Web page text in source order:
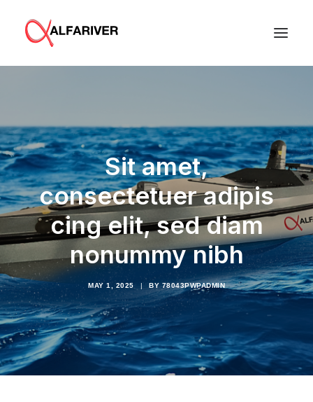
What we do
Innovation
Contact
English
Search
Sit amet,
consectetuer adipis
cing elit, sed diam
nonummy nibh
MAY 1, 2025 | BY78043PWPADMIN